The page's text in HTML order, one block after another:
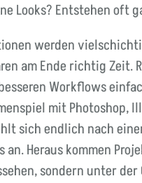
Looks? Entstehen oft
werden
am Ende richtig Zeit.
Workflows
mit Photoshop,
sich endlich nach
an. Heraus kommen
sondern unter der